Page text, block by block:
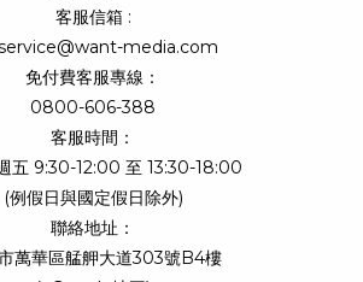
客服信箱 :
media.com
免付費客服專線：
0800-606-388
客服時間：
五 9:30-12:00 至 13:30-18:00
(例假日與國定假日除外)
聯絡地址：
萬華區艋舺大道303號B4樓